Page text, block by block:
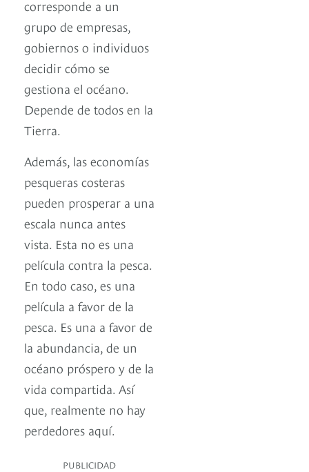
corresponde a un
grupo de empresas,
gobiernos o individuos
decidir cómo se
gestiona el océano.
Depende de todos en la
Tierra.
Además, las economías
pesqueras costeras
pueden prosperar a una
escala nunca antes
vista. Esta no es una
película contra la pesca.
En todo caso, es una
película a favor de la
pesca. Es una a favor de
la abundancia, de un
océano próspero y de la
vida compartida. Así
que, realmente no hay
perdedores aquí.
PUBLICIDAD